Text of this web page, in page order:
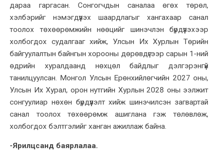
дараа гаргасан. Сонгогчдын саналаа өгөх төрөл,
хэлбэрийг нэмэгдүүлэх шаардлагыг хангахаар санал
тоолох төхөөрөмжийн нөөцийг шинэчлэн бүрдүүлэхээр
холбогдох судалгааг хийж, Улсын Их Хурлын Төрийн
байгуулалтын байнгын хорооны дөрөвдүгээр сарын 1-ний
өдрийн хуралдаанд нөхцөл байдлыг дэлгэрэнгүй
танилцуулсан. Монгол Улсын Ерөнхийлөгчийн 2027 оны,
Улсын Их Хурал, орон нутгийн Хурлын 2028 оны ээлжит
сонгуулиар нөхөн бүрдүүлэлт хийж шинэчилсэн загвартай
санал тоолох төхөөрөмж ашиглана гэж төлөвлөж,
холбогдох бэлтгэлийг ханган ажиллаж байна.
-Ярилцсанд баярлалаа.